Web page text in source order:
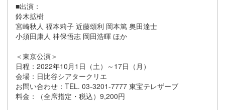
■出演：
鈴木拡樹
宮崎秋人 福本莉子 近藤頌利 岡本篤 奥田達士
小須田康人 神保悟志 岡田浩暉 ほか
＜東京公演＞
日程：2022年10月1日（土）～17日（月）
会場：日比谷シアタークリエ
お問い合わせ：TEL. 03-3201-7777 東宝テレザーブ
料金：（全席指定・税込）9,200円